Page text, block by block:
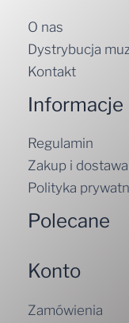
O nas
Dystrybucja
Kontakt
Informacje
Regulamin
Zakup i dostawa
Polityka
Polecane
Konto
Zamówienia